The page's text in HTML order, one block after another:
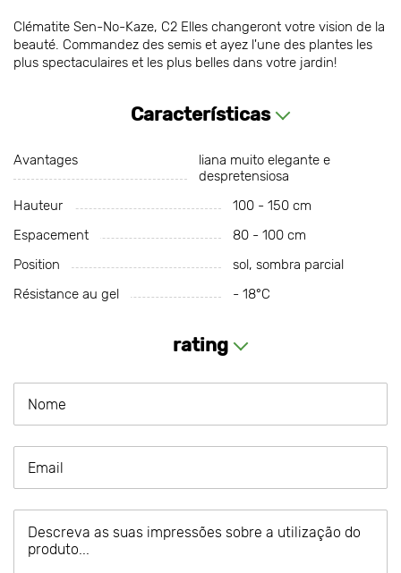
Clématite Sen-No-Kaze, С2 Elles changeront votre vision de la
beauté. Commandez des semis et ayez l'une des plantes les
plus spectaculaires et les plus belles dans votre jardin!
Características
Avantages
liana muito elegante e
despretensiosa
Hauteur
100 - 150 cm
Espacement
80 - 100 cm
Position
sol, sombra parcial
Résistance au gel
- 18°С
rating